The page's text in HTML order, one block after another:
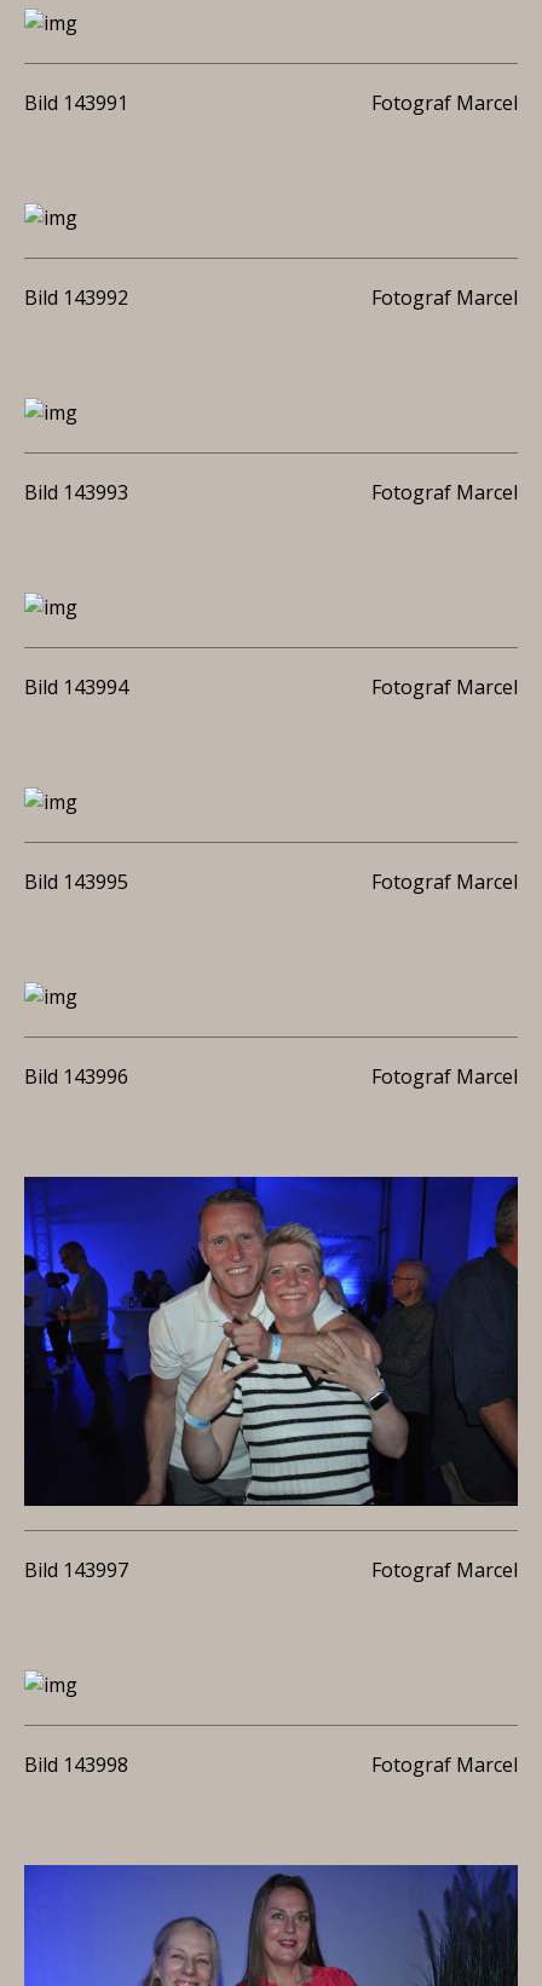
Bild 143991 Fotograf Marcel
Bild 143992 Fotograf Marcel
Bild 143993 Fotograf Marcel
Bild 143994 Fotograf Marcel
Bild 143995 Fotograf Marcel
Bild 143996 Fotograf Marcel
Bild 143997 Fotograf Marcel
Bild 143998 Fotograf Marcel